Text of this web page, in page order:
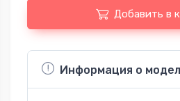
Добавить в
Информация о